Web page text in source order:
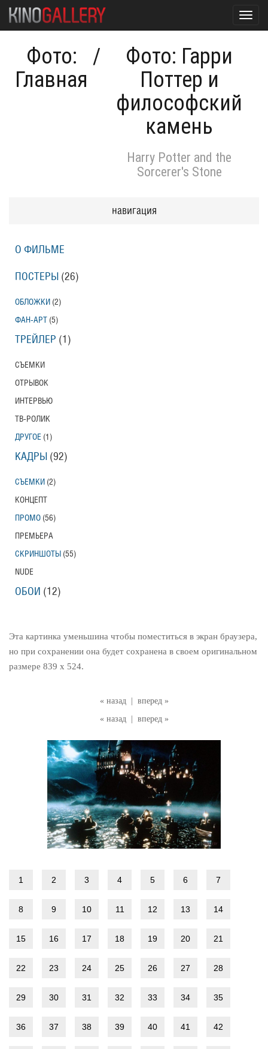
Фото:
Главная
/
Фото: Гарри
Поттер и
философский
камень
Harry Potter and the
Sorcerer's Stone
« назад
вперед »
« назад
вперед »
Эта картинка уменьшина чтобы поместиться в экран браузера,
но при сохранении она будет сохранена в своем оригинальном
размере 839 x 524.
1 2 3 4 5 6 7
8 9 10 11 12 13 14
15 16 17 18 19 20 21
22 23 24 25 26 27 28
29 30 31 32 33 34 35
36 37 38 39 40 41 42
навигация
О ФИЛЬМЕ
ПОСТЕРЫ (26)
ОБЛОЖКИ (2)
ФАН-АРТ (5)
ТРЕЙЛЕР (1)
СЪЕМКИ
ОТРЫВОК
ИНТЕРВЬЮ
ТВ-РОЛИК
ДРУГОЕ (1)
КАДРЫ (92)
СЪЕМКИ (2)
КОНЦЕПТ
ПРОМО (56)
ПРЕМЬЕРА
СКРИНШОТЫ (55)
NUDE
ОБОИ (12)